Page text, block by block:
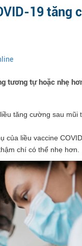
19 tăng
tương tự hoặc nhẹ
tăng cường sau mũi
của liều vaccine
chí có thể nhẹ hơn.